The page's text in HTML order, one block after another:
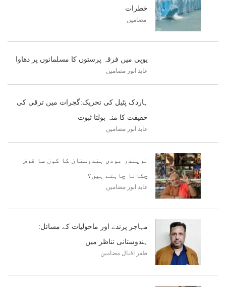
خطرات
مضامین
یوپی میں فرقہ پرستوں کا مسلمانوں پر دھاوا
عابد انور مضامین
ہاردک پٹیل کی تحریک:گجرات میں ترقی کی
حقیقت کا منہ بولتا ثبوت
عابد انور مضامین
نریندر مودی ہندوستان کا کون سا قرض
چکانا چاہتے ہیں؟
عابد انور مضامین
مہاجر پرندے اور ماحولیات کے مسائل:
ہندوستانی تناظر میں
ظفر اقبال مضامین